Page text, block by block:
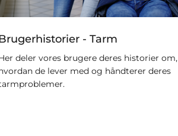
- Tarm
deler vores brugere deres historier om,
de lever med og håndterer deres